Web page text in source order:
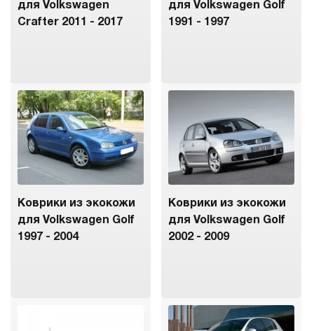
для Volkswagen
Crafter 2011 - 2017
для Volkswagen Golf
1991 - 1997
Коврики из экокожи
для Volkswagen Golf
1997 - 2004
Коврики из экокожи
для Volkswagen Golf
2002 - 2009